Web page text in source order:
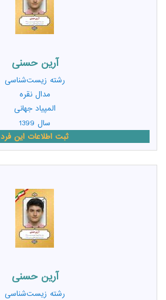
آرین حسنی
رشته زیست‌شناسی
مدال نقره
المپیاد جهانی
سال 1399
ثبت اطلاعات این فرد
آرین حسنی
رشته زیست‌شناسی